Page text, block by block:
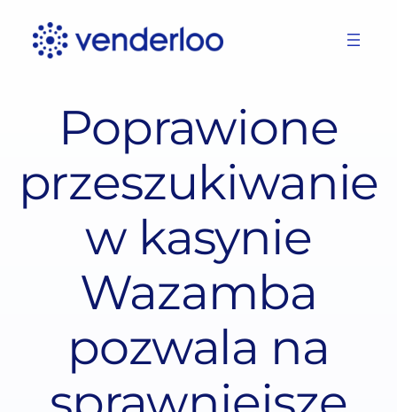
content
Poprawione
przeszukiwanie
w kasynie
Wazamba
pozwala na